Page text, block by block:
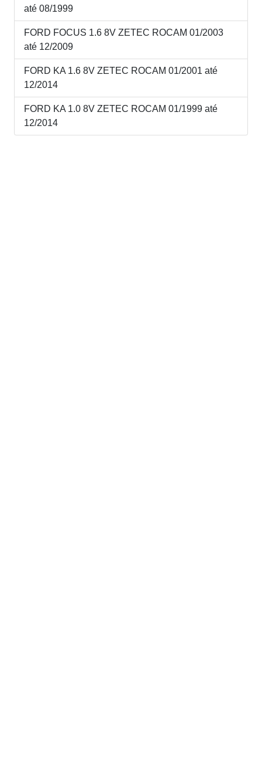
até 08/1999
FORD FOCUS 1.6 8V ZETEC ROCAM 01/2003
até 12/2009
FORD KA 1.6 8V ZETEC ROCAM 01/2001 até
12/2014
FORD KA 1.0 8V ZETEC ROCAM 01/1999 até
12/2014